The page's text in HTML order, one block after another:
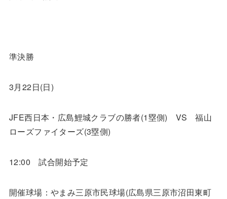
準決勝
3月22日(日)
JFE西日本・広島鯉城クラブの勝者(1塁側) VS 福山
ローズファイターズ(3塁側)
12:00 試合開始予定
開催球場：やまみ三原市民球場(広島県三原市沼田東町